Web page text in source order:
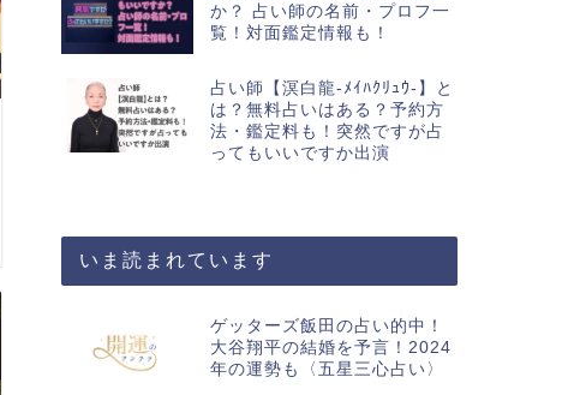
か？ 占い師の名前・プロフ一
覧！対面鑑定情報も！
占い師【溟白龍-ﾒｲﾊｸﾘｭｳ-】と
は？無料占いはある？予約方
法・鑑定料も！突然ですが占
ってもいいですか出演
いま読まれています
ゲッターズ飯田の占い的中！
大谷翔平の結婚を予言！2024
年の運勢も〈五星三心占い〉